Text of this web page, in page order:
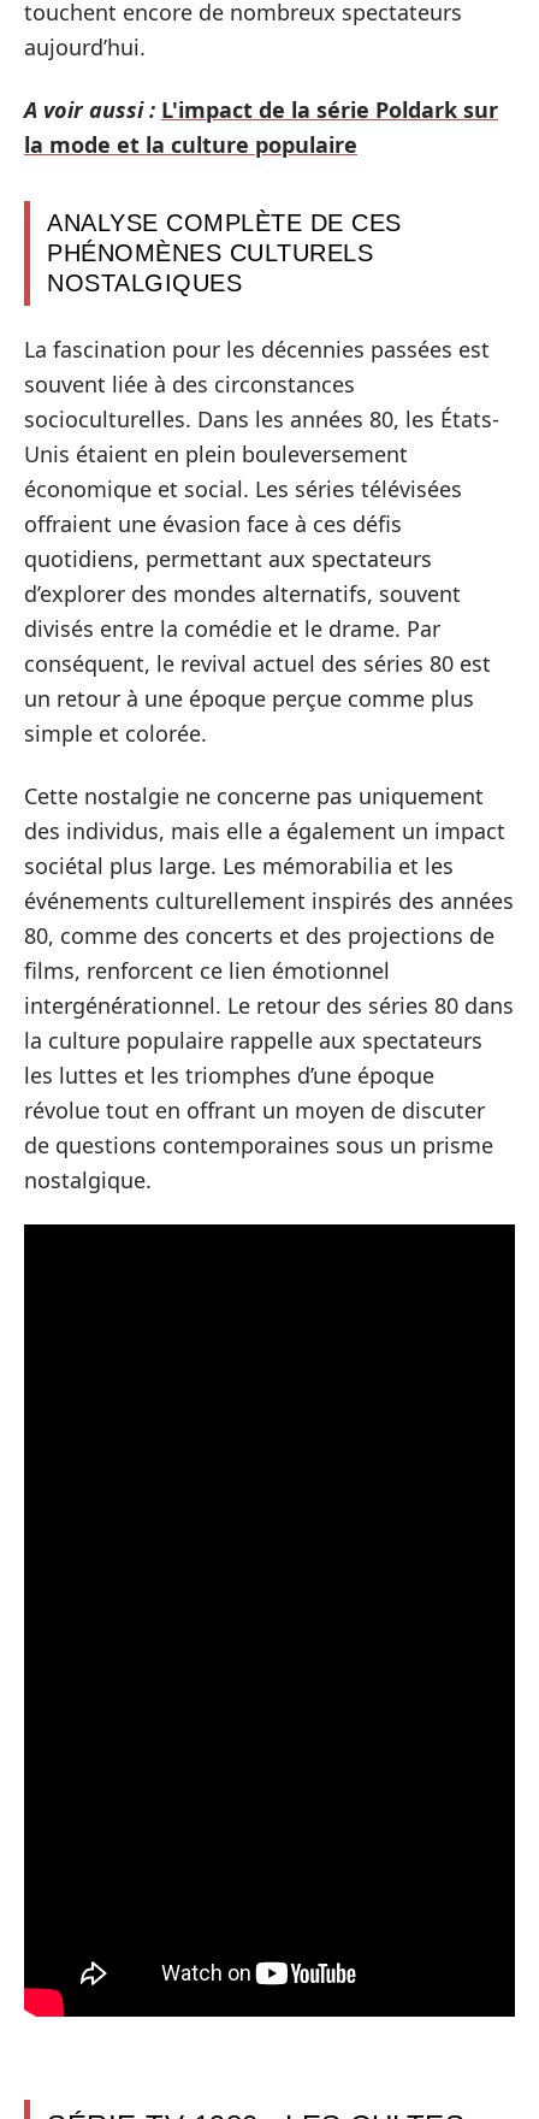
touchent encore de nombreux spectateurs
aujourd’hui.
A voir aussi : L'impact de la série Poldark sur
la mode et la culture populaire
ANALYSE COMPLÈTE DE CES
PHÉNOMÈNES CULTURELS
NOSTALGIQUES
La fascination pour les décennies passées est
souvent liée à des circonstances
socioculturelles. Dans les années 80, les États-
Unis étaient en plein bouleversement
économique et social. Les séries télévisées
offraient une évasion face à ces défis
quotidiens, permettant aux spectateurs
d’explorer des mondes alternatifs, souvent
divisés entre la comédie et le drame. Par
conséquent, le revival actuel des séries 80 est
un retour à une époque perçue comme plus
simple et colorée.
Cette nostalgie ne concerne pas uniquement
des individus, mais elle a également un impact
sociétal plus large. Les mémorabilia et les
événements culturellement inspirés des années
80, comme des concerts et des projections de
films, renforcent ce lien émotionnel
intergénérationnel. Le retour des séries 80 dans
la culture populaire rappelle aux spectateurs
les luttes et les triomphes d’une époque
révolue tout en offrant un moyen de discuter
de questions contemporaines sous un prisme
nostalgique.